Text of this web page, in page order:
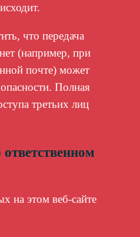
что передача
(например, при
почте) может
Полная
третьих лиц
на этом веб-сайте